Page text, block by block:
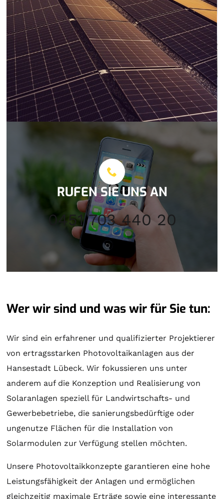
RUFEN SIE UNS AN
0451 703 440 20
Wer wir sind und was wir für Sie tun:
Wir sind ein erfahrener und qualifizierter Projektierer
von ertragsstarken Photovoltaikanlagen aus der
Hansestadt Lübeck. Wir fokussieren uns unter
anderem auf die Konzeption und Realisierung von
Solaranlagen speziell für Landwirtschafts- und
Gewerbebetriebe, die sanierungsbedürftige oder
ungenutze Flächen für die Installation von
Solarmodulen zur Verfügung stellen möchten.
Unsere Photovoltaikkonzepte garantieren eine hohe
Leistungsfähigkeit der Anlagen und ermöglichen
gleichzeitig maximale Erträge sowie eine interessante